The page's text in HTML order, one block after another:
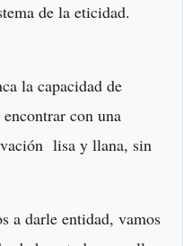
de la eticidad.
la capacidad de
con una
lisa y llana, sin
a darle entidad, vamos